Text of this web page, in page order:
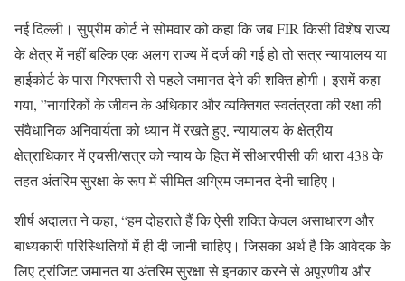
नई दिल्ली। सुप्रीम कोर्ट ने सोमवार को कहा कि जब FIR किसी विशेष राज्य
के क्षेत्र में नहीं बल्कि एक अलग राज्य में दर्ज की गई हो तो सत्र न्यायालय या
हाईकोर्ट के पास गिरफ्तारी से पहले जमानत देने की शक्ति होगी। इसमें कहा
गया, ”नागरिकों के जीवन के अधिकार और व्यक्तिगत स्वतंत्रता की रक्षा की
संवैधानिक अनिवार्यता को ध्यान में रखते हुए, न्यायालय के क्षेत्रीय
क्षेत्राधिकार में एचसी/सत्र को न्याय के हित में सीआरपीसी की धारा 438 के
तहत अंतरिम सुरक्षा के रूप में सीमित अग्रिम जमानत देनी चाहिए।
शीर्ष अदालत ने कहा, “हम दोहराते हैं कि ऐसी शक्ति केवल असाधारण और
बाध्यकारी परिस्थितियों में ही दी जानी चाहिए। जिसका अर्थ है कि आवेदक के
लिए ट्रांजिट जमानत या अंतरिम सुरक्षा से इनकार करने से अपूरणीय और